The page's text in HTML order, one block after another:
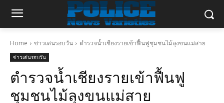
Home ข่าวเด่นรอบวัน ตำรวจน้ำเชียงรายเข้าฟื้นฟูชุมชนไม้ลุงขนแม่สาย
ข่าวเด่นรอบวัน
ตำรวจน้ำเชียงรายเข้าฟื้นฟู
ชุมชนไม้ลุงขนแม่สาย